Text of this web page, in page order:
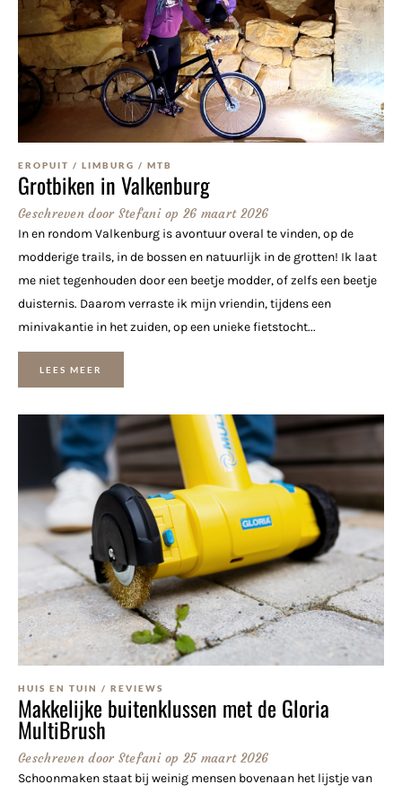
EROPUIT / LIMBURG / MTB
Grotbiken in Valkenburg
Geschreven doorStefani op 26 maart 2026
In en rondom Valkenburg is avontuur overal te vinden, op de
modderige trails, in de bossen en natuurlijk in de grotten! Ik laat
me niet tegenhouden door een beetje modder, of zelfs een beetje
duisternis. Daarom verraste ik mijn vriendin, tijdens een
minivakantie in het zuiden, op een unieke fietstocht...
LEES MEER
HUIS EN TUIN / REVIEWS
Makkelijke buitenklussen met de Gloria
MultiBrush
Geschreven doorStefani op 25 maart 2026
Schoonmaken staat bij weinig mensen bovenaan het lijstje van